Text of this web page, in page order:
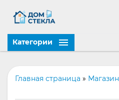
Категории
Главная страница » Магазин